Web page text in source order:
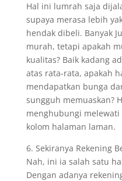
Hal ini lumrah saja
supaya merasa lebih
hendak dibeli. Banyak
murah, tetapi apakah
kualitas? Baik kadang
atas rata-rata, apakah
mendapatkan bunga
sungguh memuaskan?
menghubungi
kolom halaman laman.
6. Sekiranya Rekening
Nah, ini ia salah satu
Dengan adanya